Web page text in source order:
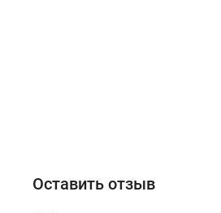
Оставить отзыв